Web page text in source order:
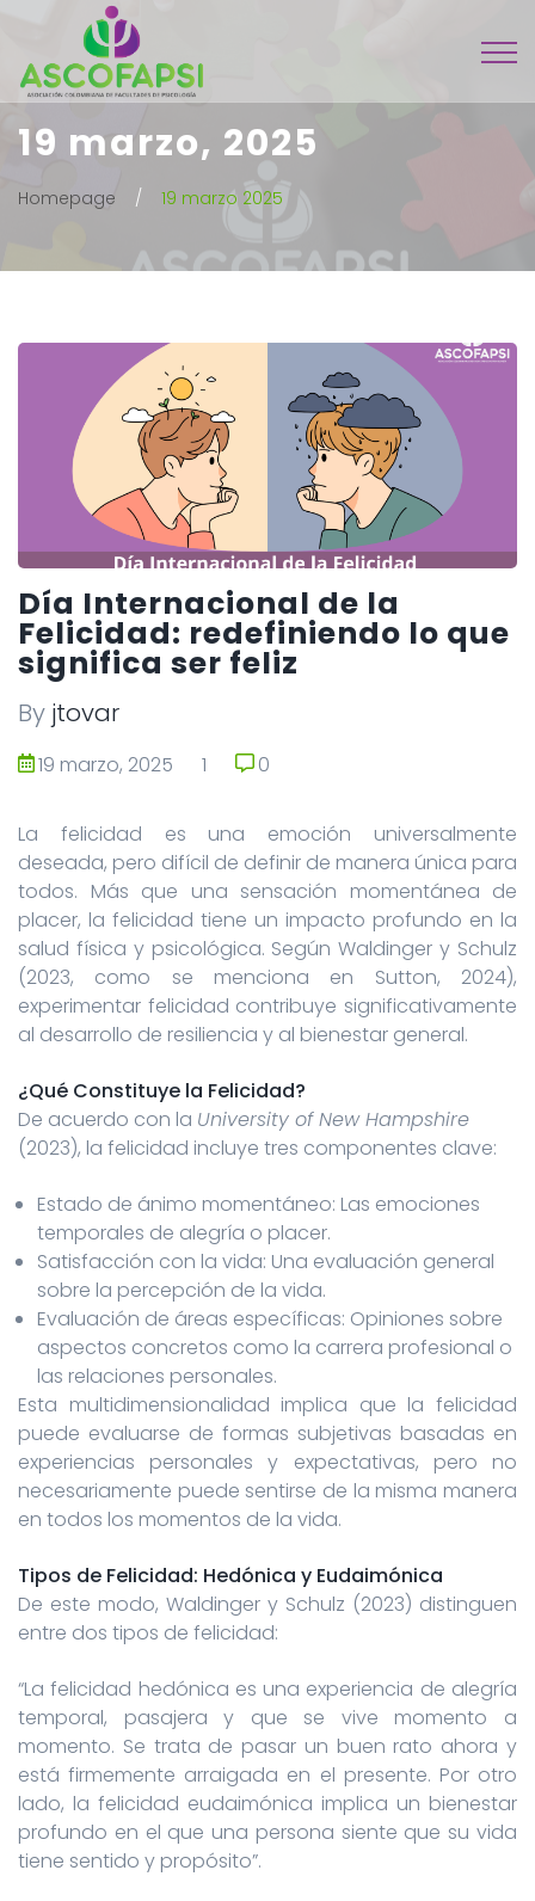
19 marzo, 2025
Homepage 19 marzo 2025
Día Internacional de la
Felicidad: redefiniendo lo que
significa ser feliz
By jtovar
19 marzo, 2025 1 0
La felicidad es una emoción universalmente
deseada, pero difícil de definir de manera única para
todos. Más que una sensación momentánea de
placer, la felicidad tiene un impacto profundo en la
salud física y psicológica. Según Waldinger y Schulz
(2023, como se menciona en Sutton, 2024),
experimentar felicidad contribuye significativamente
al desarrollo de resiliencia y al bienestar general.
¿Qué Constituye la Felicidad?
De acuerdo con la University of New Hampshire
(2023), la felicidad incluye tres componentes clave:
Estado de ánimo momentáneo: Las emociones
temporales de alegría o placer.
Satisfacción con la vida: Una evaluación general
sobre la percepción de la vida.
Evaluación de áreas específicas: Opiniones sobre
aspectos concretos como la carrera profesional o
las relaciones personales.
Esta multidimensionalidad implica que la felicidad
puede evaluarse de formas subjetivas basadas en
experiencias personales y expectativas, pero no
necesariamente puede sentirse de la misma manera
en todos los momentos de la vida.
Tipos de Felicidad: Hedónica y Eudaimónica
De este modo, Waldinger y Schulz (2023) distinguen
entre dos tipos de felicidad:
“La felicidad hedónica es una experiencia de alegría
temporal, pasajera y que se vive momento a
momento. Se trata de pasar un buen rato ahora y
está firmemente arraigada en el presente. Por otro
lado, la felicidad eudaimónica implica un bienestar
profundo en el que una persona siente que su vida
tiene sentido y propósito”.